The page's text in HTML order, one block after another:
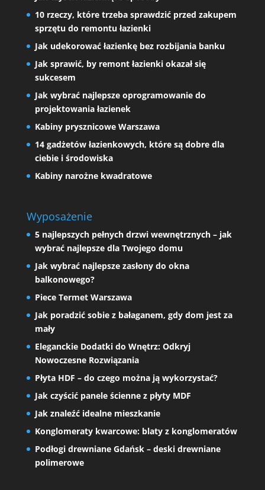
10 rzeczy, które trzeba sprawdzić przed zakupem
sprzętu do remontu łazienki
Jak udekorować łazienkę bez rozbijania banku
Jak sprawić, by remont łazienki okazał się
sukcesem
Jak wybrać najlepsze oprogramowanie do
projektowania łazienek
Kabiny prysznicowe Warszawa
14 gadżetów łazienkowych, które są dobre dla
ciebie i środowiska
Kabiny narożne kwadratowe
Wyposażenie
5 najlepszych pełnych drzwi wewnętrznych – jak
wybrać najlepsze dla Twojego domu
Jak wybrać najlepsze zasłony do okna
balkonowego?
Piece Termet Warszawa
Jak poradzić sobie z bałaganem, gdy dom jest za
mały
Eleganckie Dodatki do Wnętrz: Odkryj
Nowoczesne Rozwiązania
Płyta HDF – do czego można ją wykorzystać?
Jak czyścić panele ścienne z płyty MDF
Jak znaleźć idealne mieszkanie
Konglomeraty kwarcowe: blaty z konglomeratów
Podłogi drewniane Gdańsk – deski drewniane
polimerowe